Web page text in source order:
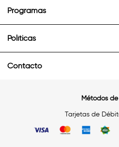
Programas
Políticas
Contacto
Métodos
Tarjetas de